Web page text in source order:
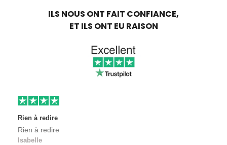
ILS NOUS ONT FAIT CONFIANCE,
ET ILS ONT EU RAISON
Rien à redire
Rien à redire
Isabelle